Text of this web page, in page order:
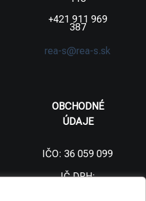
+421 911 969
387
rea-s@rea-s.sk
OBCHODNÉ
ÚDAJE
IČO: 36 059 099
IČ DPH: